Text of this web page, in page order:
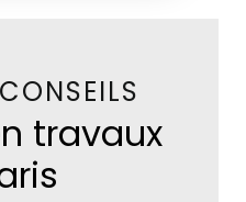
travaux